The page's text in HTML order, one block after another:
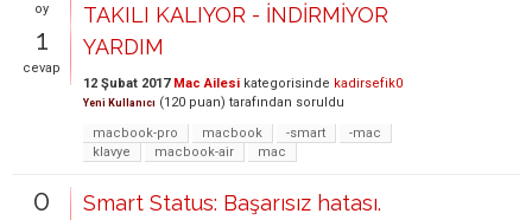
oy
1
cevap
TAKILI KALIYOR - İNDİRMİYOR
YARDIM
12 Şubat 2017 Mac Ailesi kategorisinde kadirsefik0
Yeni Kullanıcı (120 puan) tarafından soruldu
macbook-pro
macbook -smart
-mac
klavye
macbook-air mac
0
Smart Status: Başarısız hatası.